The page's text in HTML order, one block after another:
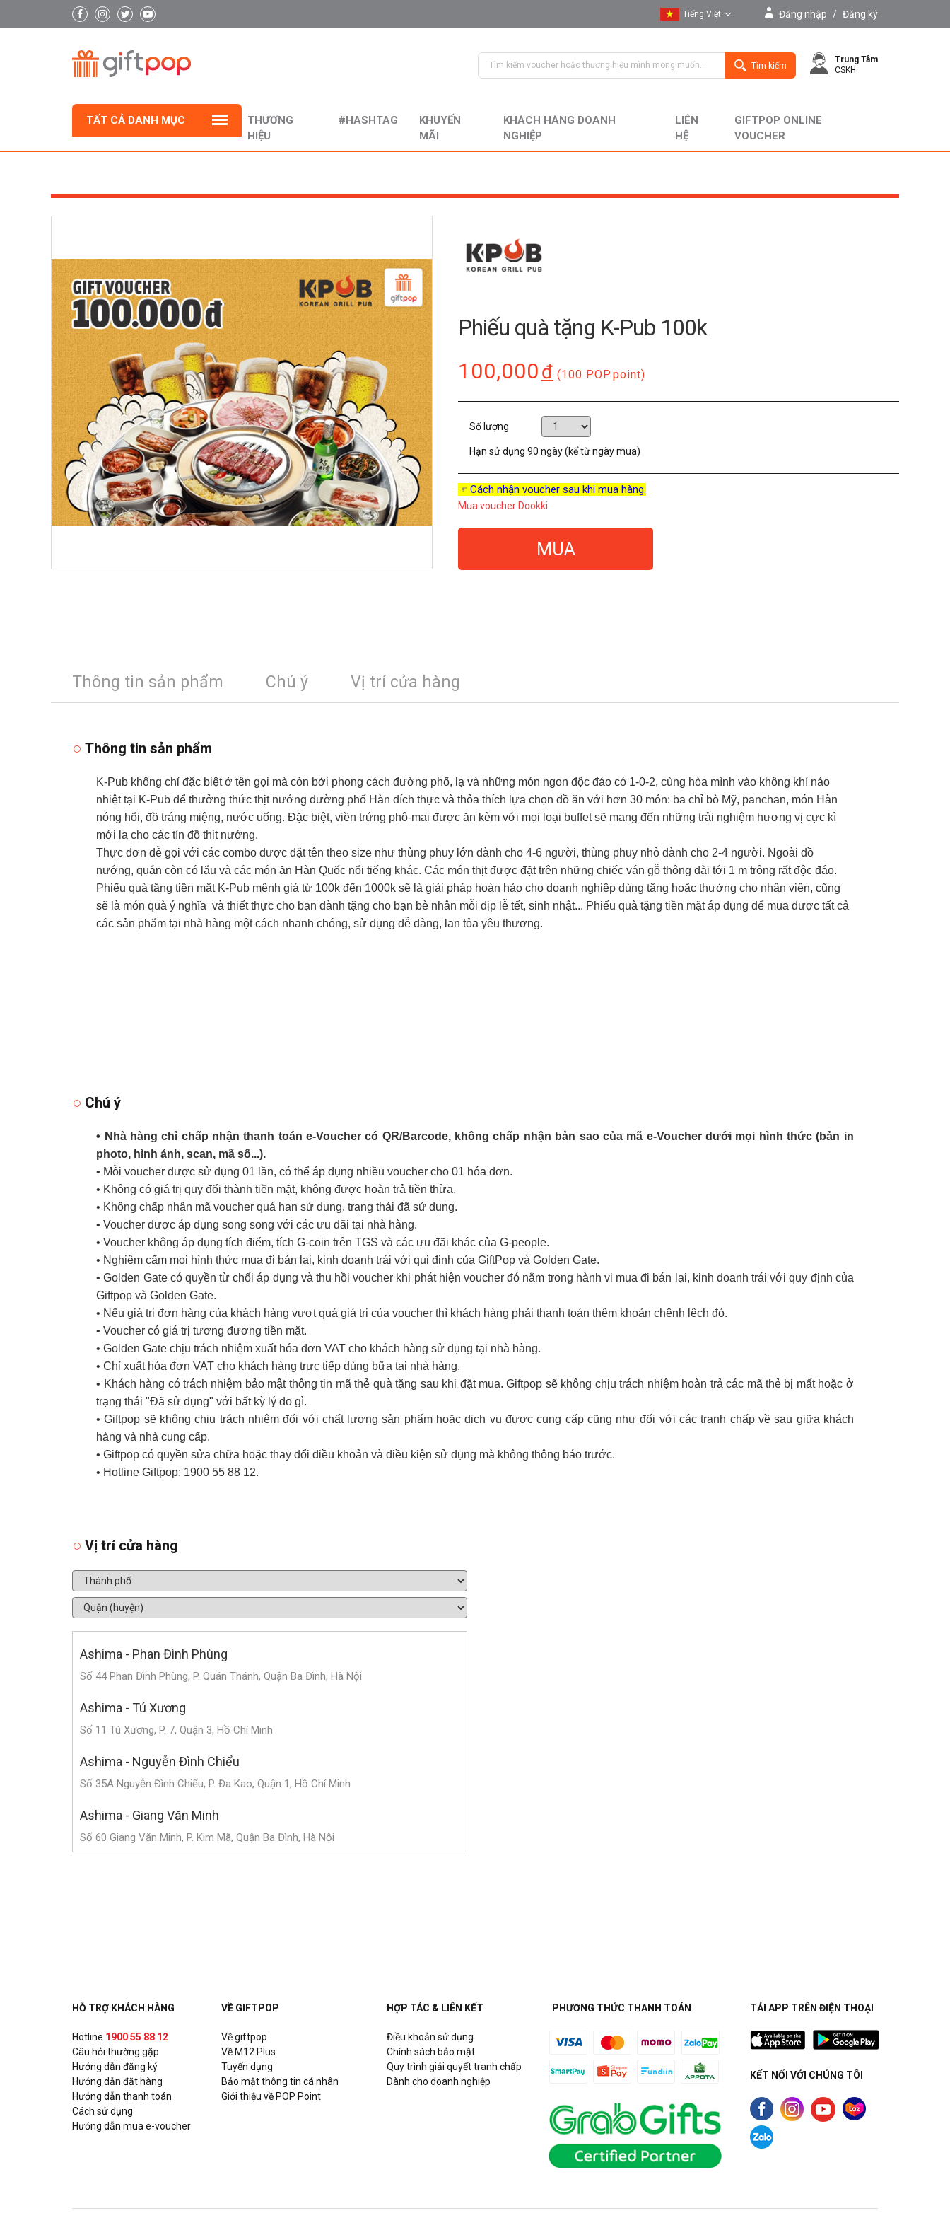
Tiếng Việt
English
Đăng nhập / Đăng ký
Tìm kiếm
Trung Tâm
CSKH
TẤT CẢ DANH MỤC
THƯƠNG
HIỆU
#HASHTAG
KHUYẾN
MÃI
KHÁCH HÀNG DOANH
NGHIỆP
LIÊN
HỆ
GIFTPOP ONLINE
VOUCHER
Phiếu quà tặng K-Pub 100k
100,000đ (100 POP point)
Số lượng
Hạn sử dụng 90 ngày (kể từ ngày mua)
☞ Cách nhận voucher sau khi mua hàng.
Mua voucher Dookki
MUA
Thông tin sản phẩm Chú ý Vị trí cửa hàng
Thông tin sản phẩm
K-Pub không chỉ đặc biệt ở tên gọi mà còn bởi phong cách đường phố, lạ và những món ngon độc đáo có 1-0-2, cùng hòa mình vào không khí náo
nhiệt tại K-Pub để thưởng thức thịt nướng đường phố Hàn đích thực và thỏa thích lựa chọn đồ ăn với hơn 30 món: ba chỉ bò Mỹ, panchan, món Hàn
nóng hổi, đồ tráng miệng, nước uống. Đặc biệt, viền trứng phô-mai được ăn kèm với mọi loại buffet sẽ mang đến những trải nghiệm hương vị cực kì
mới lạ cho các tín đồ thịt nướng.
Thực đơn dễ gọi với các combo được đặt tên theo size như thùng phuy lớn dành cho 4-6 người, thùng phuy nhỏ dành cho 2-4 người. Ngoài đồ
nướng, quán còn có lẩu và các món ăn Hàn Quốc nổi tiếng khác. Các món thịt được đặt trên những chiếc ván gỗ thông dài tới 1 m trông rất độc đáo.
Phiếu quà tặng tiền mặt K-Pub mệnh giá từ 100k đến 1000k sẽ là giải pháp hoàn hảo cho doanh nghiệp dùng tặng hoặc thưởng cho nhân viên, cũng
sẽ là món quà ý nghĩa và thiết thực cho bạn dành tặng cho bạn bè nhân mỗi dịp lễ tết, sinh nhật... Phiếu quà tặng tiền mặt áp dụng để mua được tất cả
các sản phẩm tại nhà hàng một cách nhanh chóng, sử dụng dễ dàng, lan tỏa yêu thương.
Chú ý
• Nhà hàng chỉ chấp nhận thanh toán e-Voucher có QR/Barcode, không chấp nhận bản sao của mã e-Voucher dưới mọi hình thức (bản in
photo, hình ảnh, scan, mã số...).
• Mỗi voucher được sử dụng 01 lần, có thể áp dụng nhiều voucher cho 01 hóa đơn.
• Không có giá trị quy đổi thành tiền mặt, không được hoàn trả tiền thừa.
• Không chấp nhận mã voucher quá hạn sử dụng, trạng thái đã sử dụng.
• Voucher được áp dụng song song với các ưu đãi tại nhà hàng.
• Voucher không áp dụng tích điểm, tích G-coin trên TGS và các ưu đãi khác của G-people.
• Nghiêm cấm mọi hình thức mua đi bán lại, kinh doanh trái với qui định của GiftPop và Golden Gate.
• Golden Gate có quyền từ chối áp dụng và thu hồi voucher khi phát hiện voucher đó nằm trong hành vi mua đi bán lại, kinh doanh trái với quy định của
Giftpop và Golden Gate.
• Nếu giá trị đơn hàng của khách hàng vượt quá giá trị của voucher thì khách hàng phải thanh toán thêm khoản chênh lệch đó.
• Voucher có giá trị tương đương tiền mặt.
• Golden Gate chịu trách nhiệm xuất hóa đơn VAT cho khách hàng sử dụng tại nhà hàng.
• Chỉ xuất hóa đơn VAT cho khách hàng trực tiếp dùng bữa tại nhà hàng.
• Khách hàng có trách nhiệm bảo mật thông tin mã thẻ quà tặng sau khi đặt mua. Giftpop sẽ không chịu trách nhiệm hoàn trả các mã thẻ bị mất hoặc ở
trạng thái "Đã sử dụng" với bất kỳ lý do gì.
• Giftpop sẽ không chịu trách nhiệm đối với chất lượng sản phẩm hoặc dịch vụ được cung cấp cũng như đối với các tranh chấp về sau giữa khách
hàng và nhà cung cấp.
• Giftpop có quyền sửa chữa hoặc thay đổi điều khoản và điều kiện sử dụng mà không thông báo trước.
• Hotline Giftpop: 1900 55 88 12.
Vị trí cửa hàng
Ashima - Phan Đình Phùng
Số 44 Phan Đình Phùng, P. Quán Thánh, Quận Ba Đình, Hà Nội
Ashima - Tú Xương
Số 11 Tú Xương, P. 7, Quận 3, Hồ Chí Minh
Ashima - Nguyễn Đình Chiểu
Số 35A Nguyễn Đình Chiểu, P. Đa Kao, Quận 1, Hồ Chí Minh
Ashima - Giang Văn Minh
Số 60 Giang Văn Minh, P. Kim Mã, Quận Ba Đình, Hà Nội
Tòa nhà UDIC N04 Hoàng Đạo Thúy, P. Trung Hòa, Quận Cầu Giấy, Hà Nội
Ashima - Xuân Thủy
Số 93 Xuân Thủy, P. Thảo Điền, Quận 2, Hồ Chí Minh
Ashima - Nguyễn Trãi
Số 331A Nguyễn Trãi, P. Nguyễn Cư Trinh, Quận 1, Hồ Chí Minh
Gogi House - KNG Mall Phú Mỹ Vũng Tàu
HỖ TRỢ KHÁCH HÀNG
Hotline 1900 55 88 12
Câu hỏi thường gặp
Hướng dẫn đăng ký
Hướng dẫn đặt hàng
Hướng dẫn thanh toán
Cách sử dụng
Hướng dẫn mua e-voucher
VỀ GIFTPOP
Về giftpop
Về M12 Plus
Tuyển dụng
Bảo mật thông tin cá nhân
Giới thiệu về POP Point
HỢP TÁC & LIÊN KẾT
Điều khoản sử dụng
Chính sách bảo mật
Quy trình giải quyết tranh chấp
Dành cho doanh nghiệp
PHƯƠNG THỨC THANH TOÁN TẢI APP TRÊN ĐIỆN THOẠI
KẾT NỐI VỚI CHÚNG TÔI